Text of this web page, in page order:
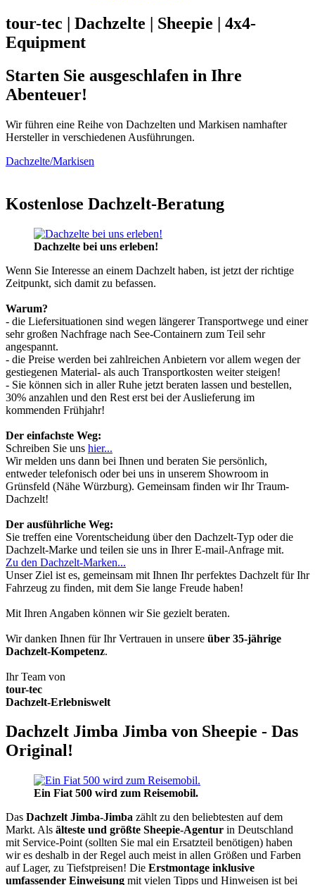
tour-tec | Dachzelte | Sheepie | 4x4-
Equipment
Starten Sie ausgeschlafen in Ihre
Abenteuer!
Wir führen eine Reihe von Dachzelten und Markisen namhafter
Hersteller in verschiedenen Ausführungen.
Dachzelte/Markisen
Kostenlose Dachzelt-Beratung
Dachzelte bei uns erleben!
Wenn Sie Interesse an einem Dachzelt haben, ist jetzt der richtige
Zeitpunkt, sich damit zu befassen.
Warum?
- die Liefersituationen sind wegen längerer Transportwege und einer
sehr großen Nachfrage nach See-Containern zum Teil sehr
angespannt.
- die Preise werden bei zahlreichen Anbietern vor allem wegen der
gestiegenen Material- als auch Transportkosten weiter steigen!
- Sie können sich in aller Ruhe jetzt beraten lassen und bestellen,
30% anzahlen und den Rest erst bei der Auslieferung im
kommenden Frühjahr!
Der einfachste Weg:
Schreiben Sie uns hier...
Wir melden uns dann bei Ihnen und beraten Sie persönlich,
entweder telefonisch oder bei uns in unserem Showroom in
Grünsfeld (Nähe Würzburg). Gemeinsam finden wir Ihr Traum-
Dachzelt!
Der ausführliche Weg:
Sie treffen eine Vorentscheidung über den Dachzelt-Typ oder die
Dachzelt-Marke und teilen sie uns in Ihrer E-mail-Anfrage mit.
Zu den Dachzelt-Marken...
Unser Ziel ist es, gemeinsam mit Ihnen Ihr perfektes Dachzelt für Ihr
Fahrzeug zu finden, mit dem Sie lange Freude haben!
Mit Ihren Angaben können wir Sie gezielt beraten.
Wir danken Ihnen für Ihr Vertrauen in unsere über 35-jährige
Dachzelt-Kompetenz.
Ihr Team von
tour-tec
Dachzelt-Erlebniswelt
Dachzelt Jimba Jimba von Sheepie - Das
Original!
Ein Fiat 500 wird zum Reisemobil.
Das Dachzelt Jimba-Jimba zählt zu den beliebtesten auf dem
Markt. Als älteste und größte Sheepie-Agentur in Deutschland
mit Service-Point (sollten Sie mal ein Ersatzteil benötigen) haben
wir es deshalb in der Regel auch meist in allen Größen und Farben
auf Lager, zu Tiefstpreisen! Die Erstmontage inklusive
umfassender Einweisung mit vielen Tipps und Hinweisen ist bei